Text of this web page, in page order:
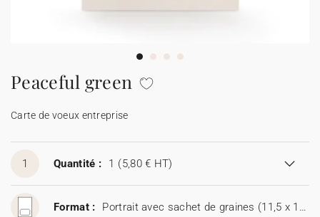
★ Demande d'échantillons
Menus
Présentoirs comptoir
Peaceful green
Carte de voeux entreprise
1 Quantité : 1 (5,80 € HT)
Format : Portrait avec sachet de graines (11,5 x 17 cm)